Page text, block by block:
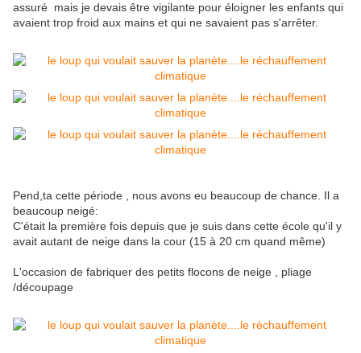
assuré mais je devais être vigilante pour éloigner les enfants qui
avaient trop froid aux mains et qui ne savaient pas s'arrêter.
Pend,ta cette période , nous avons eu beaucoup de chance. Il a
beaucoup neigé:
C'était la première fois depuis que je suis dans cette école qu'il y
avait autant de neige dans la cour (15 à 20 cm quand même)
L'occasion de fabriquer des petits flocons de neige , pliage
/découpage